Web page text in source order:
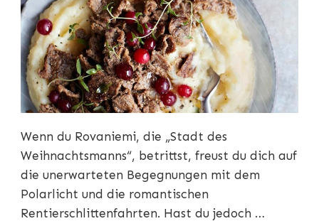
Wenn du Rovaniemi, die „Stadt des
Weihnachtsmanns“, betrittst, freust du dich auf
die unerwarteten Begegnungen mit dem
Polarlicht und die romantischen
Rentierschlittenfahrten. Hast du jedoch …